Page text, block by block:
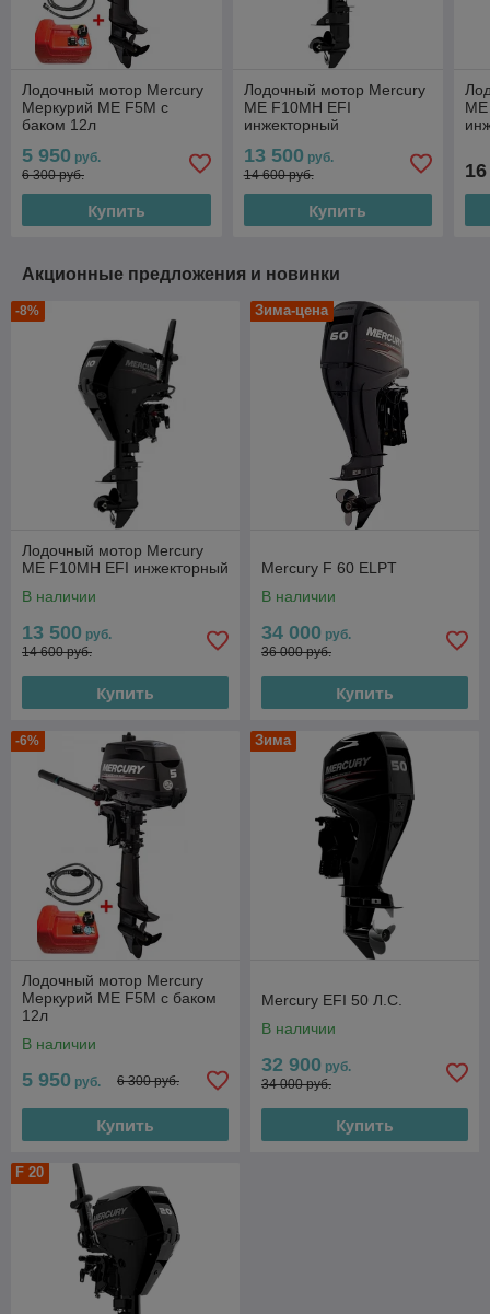
Лодочный мотор Mercury
Меркурий ME F5M с
баком 12л
5 950 руб.
6 300 руб.
Купить
Лодочный мотор Mercury
ME F10MH EFI
инжекторный
13 500 руб.
14 600 руб.
Купить
Акционные предложения и новинки
-8%
Лодочный мотор Mercury
ME F10MH EFI инжекторный
В наличии
13 500 руб.
14 600 руб.
Купить
Зима-цена
Mercury F 60 ELPT
В наличии
34 000 руб.
36 000 руб.
Купить
-6%
Лодочный мотор Mercury
Меркурий ME F5M с баком
12л
В наличии
5 950 руб. 6 300 руб.
Купить
Зима
Mercury EFI 50 Л.С.
В наличии
32 900 руб.
34 000 руб.
Купить
F 20